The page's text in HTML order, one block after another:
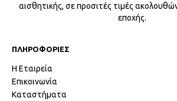
αισθητικής, σε προσιτές τιμές
εποχής.
ΠΛΗΡΟΦΟΡΙΕΣ
Η Εταιρεία
Επικοινωνία
Καταστήματα